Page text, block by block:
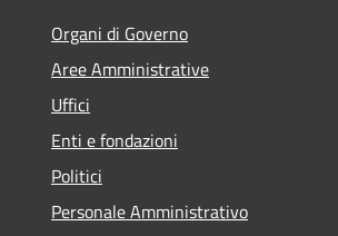
Organi di Governo
Aree Amministrative
Uffici
Enti e fondazioni
Politici
Personale Amministrativo